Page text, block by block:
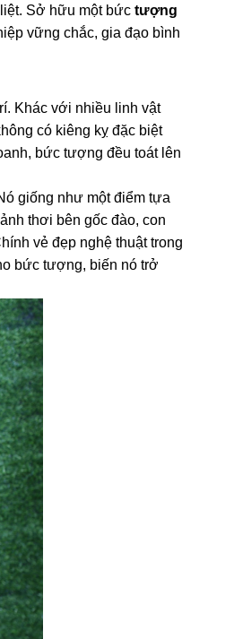
Sở hữu một bức tượng
vững chắc, gia đạo bình
Khác với nhiều linh vật
có kiêng kỵ đặc biệt
bức tượng đều toát lên
giống như một điểm tựa
thơi bên gốc đào, con
vẻ đẹp nghệ thuật trong
bức tượng, biến nó trở